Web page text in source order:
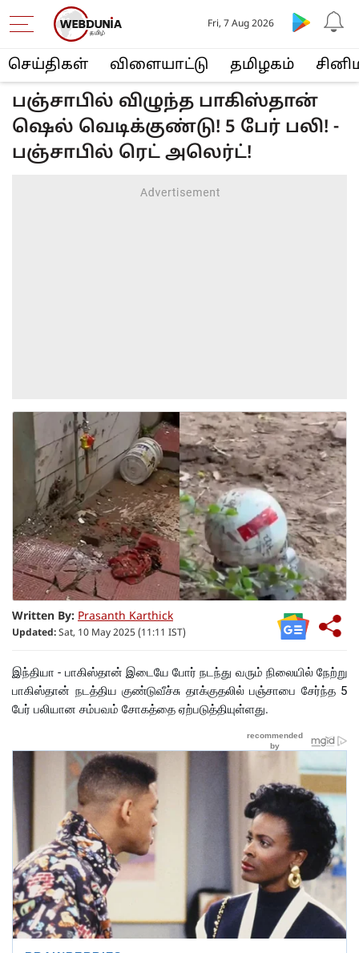
செய்திகள் விளையா‌ட்டு த‌மிழக‌ம்
Fri, 7 Aug 2026
பஞ்சாபில் விழுந்த பாகிஸ்தான்
ஷெல் வெடிக்குண்டு! 5 பேர் பலி! -
பஞ்சாபில் ரெட் அலெர்ட்!
Written By: Prasanth Karthick
Updated: Sat, 10 May 2025 (11:11 IST)
இந்தியா - பாகிஸ்தான் இடையே போர் நடந்து வரும் நிலையில் நேற்று
பாகிஸ்தான் நடத்திய குண்டுவீச்சு தாக்குதலில் பஞ்சாபை சேர்ந்த 5
பேர் பலியான சம்பவம் சோகத்தை ஏற்படுத்தியுள்ளது.